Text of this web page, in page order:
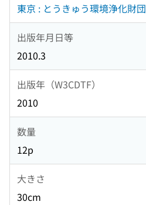
東京 : とうきゅう環境浄化財団
出版年月日等
2010.3
出版年（W3CDTF）
2010
数量
12p
大きさ
30cm